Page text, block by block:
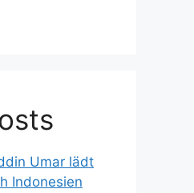
Umar lädt
Indonesien